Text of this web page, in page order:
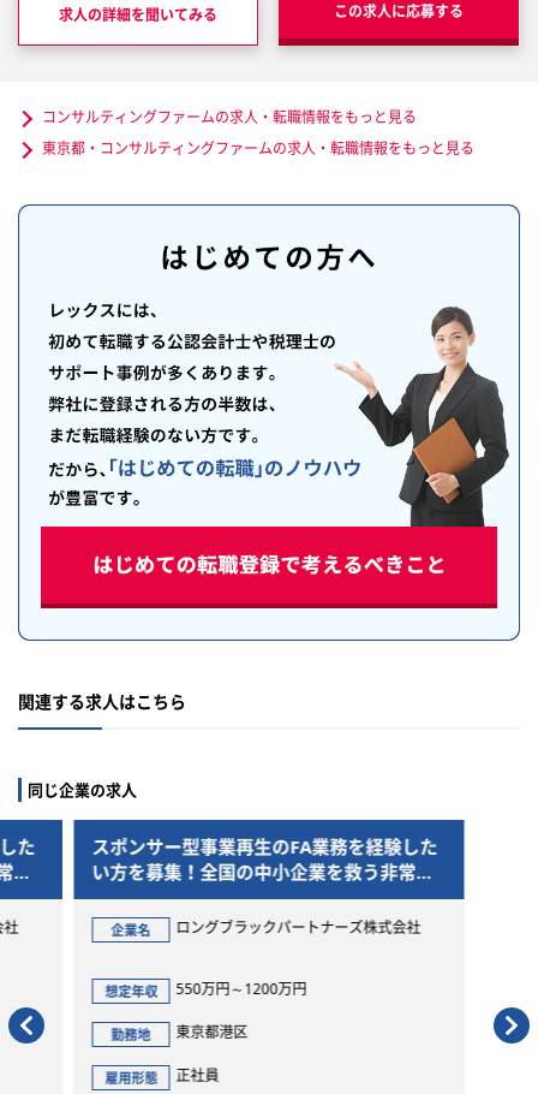
求人の詳細を聞いてみる この求人に応募する
コンサルティングファームの求人・転職情報をもっと見る
東京都・コンサルティングファームの求人・転職情報をもっと見る
関連する求人はこちら
同じ企業の求人
た
に
社
スポンサー型事業再生のFA業務を経験した
い方を募集！全国の中小企業を救う非常に
チャレンジングなポジションです
企業名 ロングブラックパートナーズ株式会社
想定年収 550万円～1200万円
勤務地 東京都港区
雇用形態 正社員